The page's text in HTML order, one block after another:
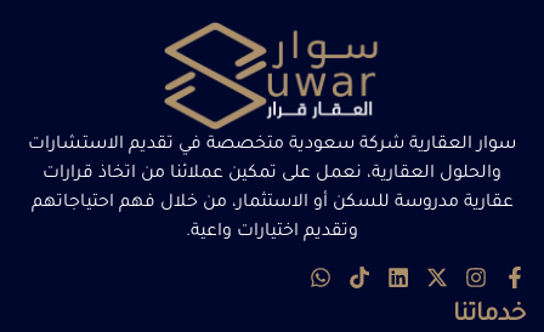
سوار العقارية شركة سعودية متخصصة في تقديم الاستشارات
والحلول العقارية، نعمل على تمكين عملائنا من اتخاذ قرارات
عقارية مدروسة للسكن أو الاستثمار، من خلال فهم احتياجاتهم
وتقديم اختيارات واعية.
خدماتنا